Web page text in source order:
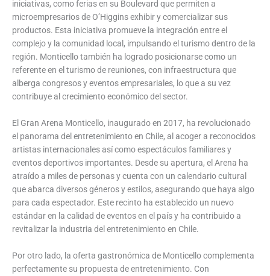
iniciativas, como ferias en su Boulevard que permiten a
microempresarios de O’Higgins exhibir y comercializar sus
productos. Esta iniciativa promueve la integración entre el
complejo y la comunidad local, impulsando el turismo dentro de la
región. Monticello también ha logrado posicionarse como un
referente en el turismo de reuniones, con infraestructura que
alberga congresos y eventos empresariales, lo que a su vez
contribuye al crecimiento económico del sector.
El Gran Arena Monticello, inaugurado en 2017, ha revolucionado
el panorama del entretenimiento en Chile, al acoger a reconocidos
artistas internacionales así como espectáculos familiares y
eventos deportivos importantes. Desde su apertura, el Arena ha
atraído a miles de personas y cuenta con un calendario cultural
que abarca diversos géneros y estilos, asegurando que haya algo
para cada espectador. Este recinto ha establecido un nuevo
estándar en la calidad de eventos en el país y ha contribuido a
revitalizar la industria del entretenimiento en Chile.
Por otro lado, la oferta gastronómica de Monticello complementa
perfectamente su propuesta de entretenimiento. Con